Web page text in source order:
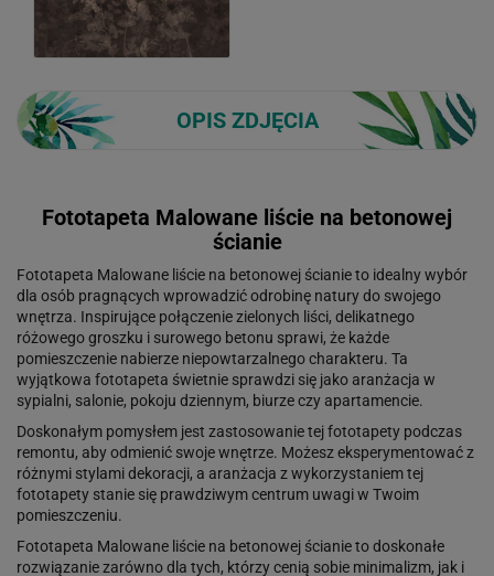
OPIS ZDJĘCIA
Fototapeta Malowane liście na betonowej
ścianie
Fototapeta Malowane liście na betonowej ścianie to idealny wybór
dla osób pragnących wprowadzić odrobinę natury do swojego
wnętrza. Inspirujące połączenie zielonych liści, delikatnego
różowego groszku i surowego betonu sprawi, że każde
pomieszczenie nabierze niepowtarzalnego charakteru. Ta
wyjątkowa fototapeta świetnie sprawdzi się jako aranżacja w
sypialni, salonie, pokoju dziennym, biurze czy apartamencie.
Doskonałym pomysłem jest zastosowanie tej fototapety podczas
remontu, aby odmienić swoje wnętrze. Możesz eksperymentować z
różnymi stylami dekoracji, a aranżacja z wykorzystaniem tej
fototapety stanie się prawdziwym centrum uwagi w Twoim
pomieszczeniu.
Fototapeta Malowane liście na betonowej ścianie to doskonałe
rozwiązanie zarówno dla tych, którzy cenią sobie minimalizm, jak i